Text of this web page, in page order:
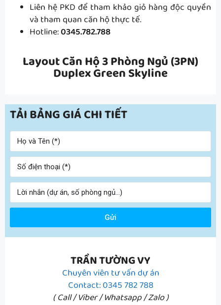
Liên hệ PKD để tham khảo giỏ hàng độc quyền
và tham quan căn hộ thực tế.
Hotline:0345.782.788
Layout Căn Hộ 3 Phòng Ngủ (3PN)
Duplex Green Skyline
TẢI BẢNG GIÁ CHI TIẾT
Gửi
TRẦN TƯỜNG VY
Chuyên viên tư vấn dự án
Contact: 0345 782 788
( Call / Viber / Whatsapp / Zalo )